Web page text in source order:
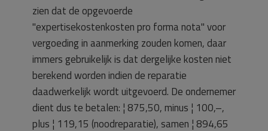
zien dat de opgevoerde
"expertisekostenkosten pro forma nota" voor
vergoeding in aanmerking zouden komen, daar
immers gebruikelijk is dat dergelijke kosten niet
berekend worden indien de reparatie
daadwerkelijk wordt uitgevoerd. De ondernemer
dient dus te betalen: ¦ 875,50, minus ¦ 100,–,
plus ¦ 119,15 (noodreparatie), samen ¦ 894,65